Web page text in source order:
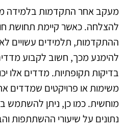
מעקב אחר התקדמות בלמידה
להצלחה. כאשר קיימת תחושת
ההתקדמות, תלמידים עשויים
להימנע מכך, חשוב לקבוע
בדיקות תקופתיות. מדדים אלו
משימות או פרויקטים שמדדים
מוחשית. כמו כן, ניתן להשתמש
נתונים על שיעורי ההשתתפות